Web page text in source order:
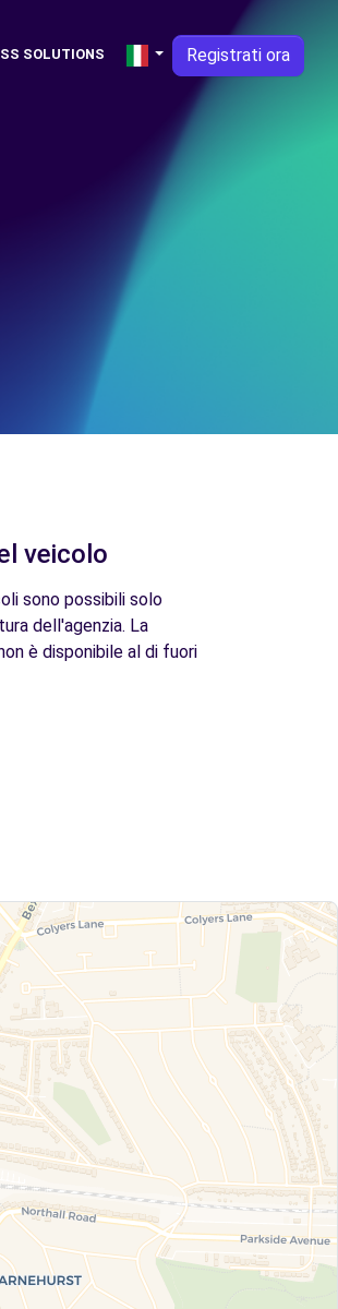
SOLUTIONS Registrati ora
veicolo
sono possibili solo
dell'agenzia. La
è disponibile al di fuori